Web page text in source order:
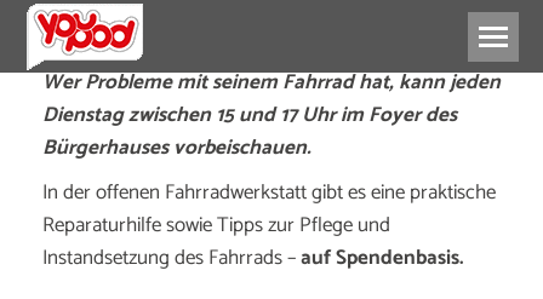
Wer Probleme mit seinem Fahrrad hat, kann jeden
Dienstag zwischen 15 und 17 Uhr im Foyer des
Bürgerhauses vorbeischauen.
In der offenen Fahrradwerkstatt gibt es eine praktische
Reparaturhilfe sowie Tipps zur Pflege und
Instandsetzung des Fahrrads –auf Spendenbasis.